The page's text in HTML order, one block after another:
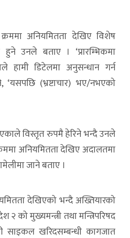
अनियमितता देखिए विशेष
हुने उनले बताए । ‘प्रारम्भिकमा
हामी डिटेलमा अनुसन्धान गर्न
(भ्रष्टाचार) भए/नभएको
विस्तृत रुपमै हेरिने भन्दै उनले
अनियमितता देखिए अदालतमा
जाने बताए ।
देखिएको भन्दै अख्तियारको
२ को मुख्यमन्त्री तथा मन्त्रिपरिषद
साइकल खरिदसम्बन्धी कागजात